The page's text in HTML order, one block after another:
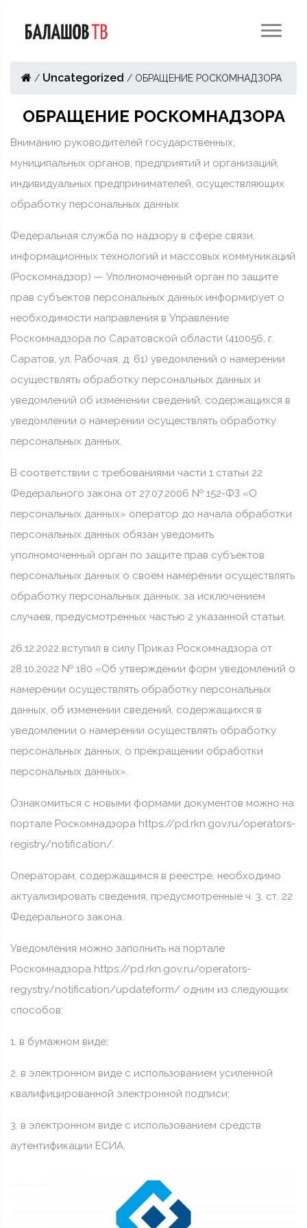
/ Uncategorized / ОБРАЩЕНИЕ РОСКОМНАДЗОРА
ОБРАЩЕНИЕ РОСКОМНАДЗОРА
Вниманию руководителей государственных,
муниципальных органов, предприятий и организаций,
индивидуальных предпринимателей, осуществляющих
обработку персональных данных
Федеральная служба по надзору в сфере связи,
информационных технологий и массовых коммуникаций
(Роскомнадзор) — Уполномоченный орган по защите
прав субъектов персональных данных информирует о
необходимости направления в Управление
Роскомнадзора по Саратовской области (410056, г.
Саратов, ул. Рабочая, д. 61) уведомлений о намерении
осуществлять обработку персональных данных и
уведомлений об изменении сведений, содержащихся в
уведомлении о намерении осуществлять обработку
персональных данных.
В соответствии с требованиями части 1 статьи 22
Федерального закона от 27.07.2006 № 152-ФЗ «О
персональных данных» оператор до начала обработки
персональных данных обязан уведомить
уполномоченный орган по защите прав субъектов
персональных данных о своем намерении осуществлять
обработку персональных данных, за исключением
случаев, предусмотренных частью 2 указанной статьи.
26.12.2022 вступил в силу Приказ Роскомнадзора от
28.10.2022 № 180 «Об утверждении форм уведомлений о
намерении осуществлять обработку персональных
данных, об изменении сведений, содержащихся в
уведомлении о намерении осуществлять обработку
персональных данных, о прекращении обработки
персональных данных».
Ознакомиться с новыми формами документов можно на
портале Роскомнадзора https://pd.rkn.gov.ru/operators-
registry/notification/.
Операторам, содержащимся в реестре, необходимо
актуализировать сведения, предусмотренные ч. 3. ст. 22
Федерального закона.
Уведомления можно заполнить на портале
Роскомнадзора https://pd.rkn.gov.ru/operators-
regystry/notification/updateform/ одним из следующих
способов:
1. в бумажном виде;
2. в электронном виде с использованием усиленной
квалифицированной электронной подписи;
3. в электронном виде с использованием средств
аутентификации ЕСИА.